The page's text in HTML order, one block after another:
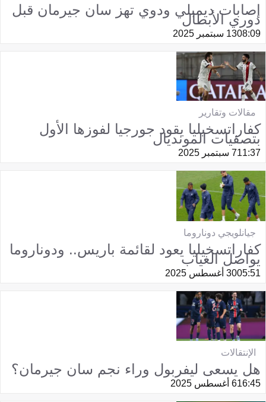
إصابات ديمبلي ودوي تهز سان جيرمان قبل
دوري الأبطال
08:0913 سبتمبر 2025
مقالات وتقارير
كفاراتسخيليا يقود جورجيا لفوزها الأول
بتصفيات المونديال
11:377 سبتمبر 2025
جيانلويجي دوناروما
كفاراتسخيليا يعود لقائمة باريس.. ودوناروما
يواصل الغياب
05:5130 أغسطس 2025
الإنتقالات
هل يسعى ليفربول وراء نجم سان جيرمان؟
16:456 أغسطس 2025